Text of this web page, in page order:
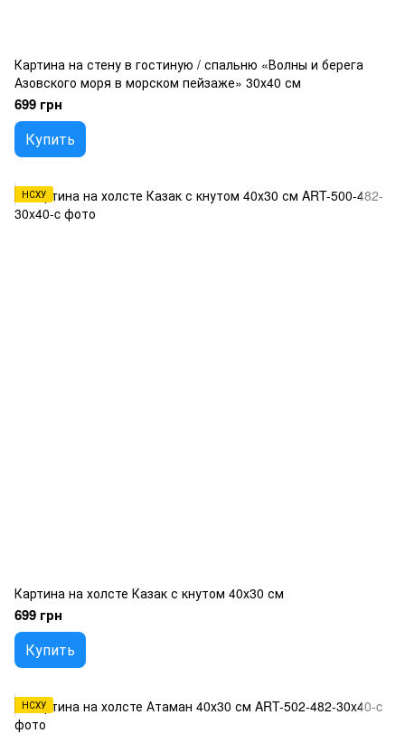
Картина на стену в гостиную / спальню «Волны и берега
Азовского моря в морском пейзаже» 30х40 см
699 грн
Купить
НСХУ
Картина на холсте Казак с кнутом 40х30 см
699 грн
Купить
НСХУ